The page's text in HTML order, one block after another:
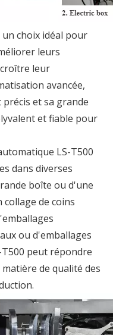
un choix idéal pour
leurs
leur
avancée,
et sa grande
et fiable pour
LS-T500
dans diverses
boîte ou d'une
de coins
ou d'emballages
peut répondre
de qualité des